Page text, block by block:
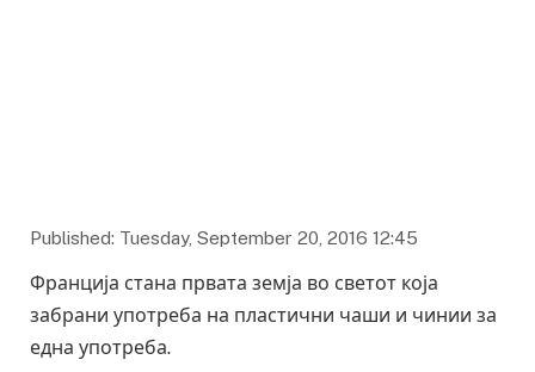
Published: Tuesday, September 20, 2016 12:45
Франција стана првата земја во светот која
забрани употреба на пластични чаши и чинии за
една употреба.